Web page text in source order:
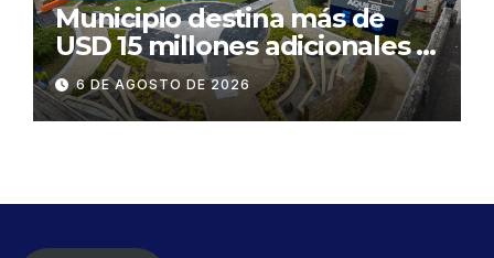
Municipio destina más de
USD 15 millones adicionales a
SEGURA EP para fortalecer la
seguridad ciudadana
6 DE AGOSTO DE 2026